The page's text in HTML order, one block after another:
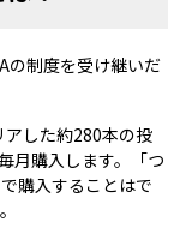
の制度を受け継いだ
アした約280本の投
月購入します。「つ
購入することはで